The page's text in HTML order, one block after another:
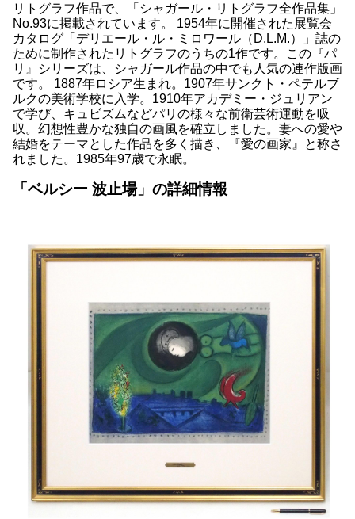
リトグラフ作品で、「シャガール・リトグラフ全作品集」
No.93に掲載されています。 1954年に開催された展覧会
カタログ「デリエール・ル・ミロワール（D.L.M.）」誌の
ために制作されたリトグラフのうちの1作です。この『パ
リ』シリーズは、シャガール作品の中でも人気の連作版画
です。 1887年ロシア生まれ。1907年サンクト・ペテルブ
ルクの美術学校に入学。1910年アカデミー・ジュリアン
で学び、キュビズムなどパリの様々な前衛芸術運動を吸
収。幻想性豊かな独自の画風を確立しました。妻への愛や
結婚をテーマとした作品を多く描き、『愛の画家』と称さ
れました。1985年97歳で永眠。
「ベルシー 波止場」の詳細情報